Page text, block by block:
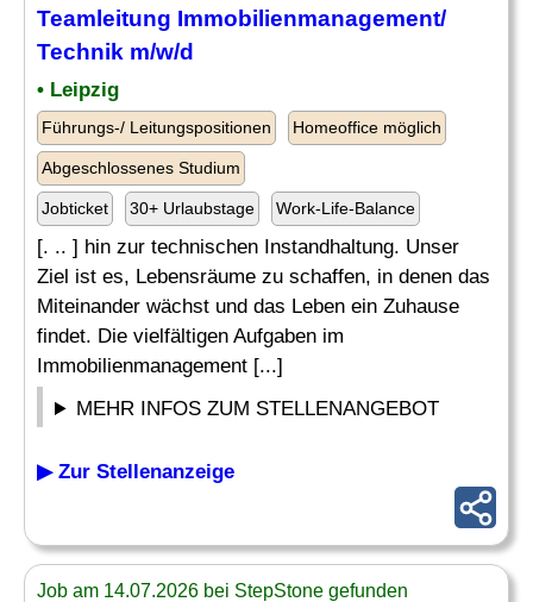
Teamleitung Immobilienmanagement/
Technik m/w/d
• Leipzig
Führungs-/ Leitungspositionen Homeoffice möglich
Abgeschlossenes Studium
Jobticket 30+ Urlaubstage Work-Life-Balance
[. .. ] hin zur technischen Instandhaltung. Unser
Ziel ist es, Lebensräume zu schaffen, in denen das
Miteinander wächst und das Leben ein Zuhause
findet. Die vielfältigen Aufgaben im
Immobilienmanagement [...]
MEHR INFOS ZUM STELLENANGEBOT
▶ Zur Stellenanzeige
Job am 14.07.2026 bei StepStone gefunden